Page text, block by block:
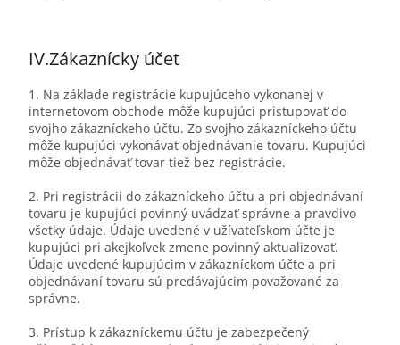
IV.Zákaznícky účet
1. Na základe registrácie kupujúceho vykonanej v
internetovom obchode môže kupujúci pristupovať do
svojho zákazníckeho účtu. Zo svojho zákazníckeho účtu
môže kupujúci vykonávať objednávanie tovaru. Kupujúci
môže objednávať tovar tiež bez registrácie.
2. Pri registrácii do zákazníckeho účtu a pri objednávaní
tovaru je kupujúci povinný uvádzať správne a pravdivo
všetky údaje. Údaje uvedené v užívateľskom účte je
kupujúci pri akejkoľvek zmene povinný aktualizovať.
Údaje uvedené kupujúcim v zákazníckom účte a pri
objednávaní tovaru sú predávajúcim považované za
správne.
3. Prístup k zákazníckemu účtu je zabezpečený